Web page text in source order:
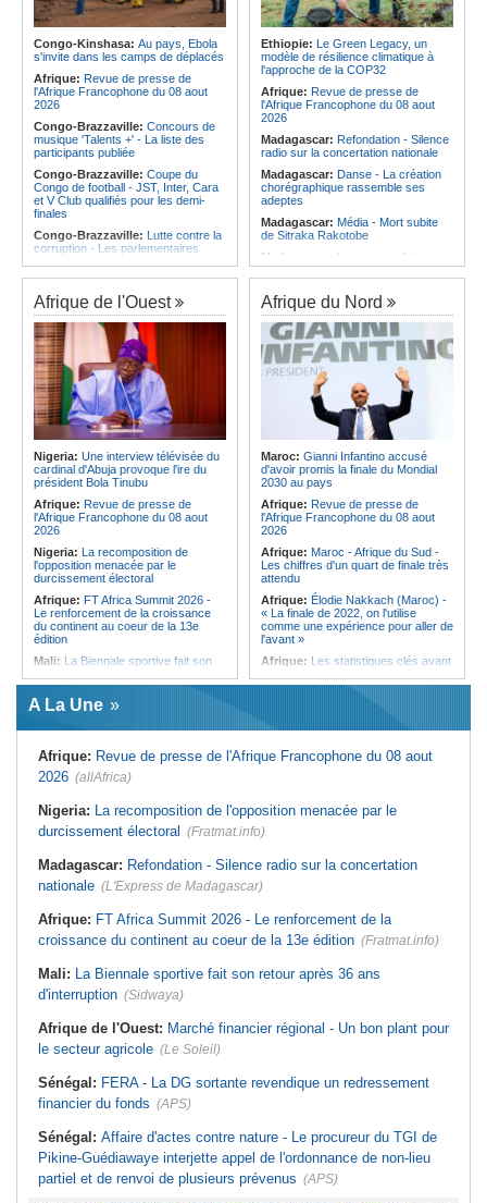
Afrique:Les statistiques clés avant
le quart de finale entre la Côte
d'Ivoire et l'Algérie
Afrique:Le Maroc et l'Afrique du
Sud se retrouvent quatre ans après
la finale
Afrique:
Côte d'Ivoire - Algérie, un
Angola:Le pays totalise six
médailles au Championnat du
monde de ju-jitsu
Angola:Le pays criminalise la
diffusion de fausses informations
sur Internet
Congo-Kinshasa: Au pays, Ebola
s'invite dans les camps de déplacés
Afrique: Revue de presse de
l'Afrique Francophone du 08 aout
2026
Congo-Brazzaville: Concours de
musique 'Talents +' - La liste des
participants publiée
Congo-Brazzaville: Coupe du
Congo de football - JST, Inter, Cara
et V Club qualifiés pour les demi-
finales
Congo-Brazzaville: Lutte contre la
corruption - Les parlementaires
Congo-Brazzaville:Santé publique
- Ollombo réceptionne son hôpital de
référence
Congo-Brazzaville:
Lutte contre
les épidémies - Les employés de la
maison de retraite Kambissi en
formation
Congo-Brazzaville:Distinction -
Darrel Ornelle Elion Assiana promue
maître-assistant Cames
Afrique:Naomi Eto (Cameroun) - «
Face au Nigeria, nous donnerons
tout sur le terrain. »
Cameroun:Ngoh Ngoh, l'homme
qui signe à la place de Biya
Ethiopie: Le Green Legacy, un
modèle de résilience climatique à
l'approche de la COP32
Afrique: Revue de presse de
l'Afrique Francophone du 08 aout
2026
Madagascar: Refondation - Silence
radio sur la concertation nationale
Madagascar: Danse - La création
chorégraphique rassemble ses
adeptes
Madagascar: Média - Mort subite
de Sitraka Rakotobe
Madagascar: Les reins solides
Madagascar:Vol à la tire - Un
en prison
Madagascar:Athlétisme - 100
mètres - Junior Tsiravay et Zo
Rakotonary co-champions
Madagascar:
Rakotondramiara, Président du
Rouge - « Aucun retour
d'investissement pour les petits
Agroalimentaire - Les
boissons locales conquièrent le
marché
Afrique de l'Ouest
Nigeria: Une interview télévisée du
cardinal d'Abuja provoque l'ire du
président Bola Tinubu
Afrique: Revue de presse de
l'Afrique Francophone du 08 aout
2026
Nigeria: La recomposition de
l'opposition menacée par le
durcissement électoral
Afrique: FT Africa Summit 2026 -
Le renforcement de la croissance
du continent au coeur de la 13e
édition
Mali: La Biennale sportive fait son
Afrique de l'Ouest:
financier régional - Un bon plant
revendique un redressement
financier du fonds
nature - Le procureur du TGI de
Pikine-Guédiawaye interjette appel
de l'ordonnance de non-lieu partiel et
Sénégal:FERA - Priorité à
l'économie de la préservation,
Cheikh Dieng décline sa vision
Sénégal:
Cheikh Dieng définit ses
axes prioritaires pour restructurer le
Fonds d'entretien routier autonome
Afrique du Nord
Maroc: Gianni Infantino accusé
d'avoir promis la finale du Mondial
2030 au pays
Afrique: Revue de presse de
l'Afrique Francophone du 08 aout
2026
Afrique: Maroc - Afrique du Sud -
Les chiffres d'un quart de finale très
attendu
Afrique: Élodie Nakkach (Maroc) -
« La finale de 2022, on l'utilise
comme une expérience pour aller de
l'avant »
Afrique: Les statistiques clés avant
d'Ivoire et l'Algérie
la finale
Afrique:Côte d'Ivoire - Algérie, un
Sénégal bat la Tunisie et prend le
quart
Tunisie:
interconnecté « One Health »
Tunisie:
les startups à l'international
A La Une
Afrique: Revue de presse de l'Afrique Francophone du 08 aout
2026 (allAfrica)
Nigeria: La recomposition de l'opposition menacée par le
durcissement électoral (Fratmat.info)
Madagascar: Refondation - Silence radio sur la concertation
nationale (L'Express de Madagascar)
Afrique: FT Africa Summit 2026 - Le renforcement de la
croissance du continent au coeur de la 13e édition (Fratmat.info)
Mali: La Biennale sportive fait son retour après 36 ans
d'interruption (Sidwaya)
Afrique de l'Ouest: Marché financier régional - Un bon plant pour
le secteur agricole (Le Soleil)
Sénégal: FERA - La DG sortante revendique un redressement
financier du fonds (APS)
Sénégal: Affaire d'actes contre nature - Le procureur du TGI de
Pikine-Guédiawaye interjette appel de l'ordonnance de non-lieu
partiel et de renvoi de plusieurs prévenus (APS)